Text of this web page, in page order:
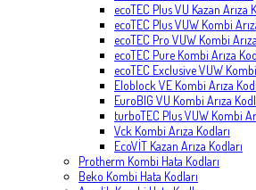
ecoTEC Plus VU Kazan Arıza
ecoTEC Plus VUW Kombi
ecoTEC Pro VUW Kombi
ecoTEC Pure Kombi Arıza
ecoTEC Exclusive VUW
Eloblock VE Kombi Arıza
EuroBIG VU Kombi Arıza
turboTEC Plus VUW Kombi
Vck Kombi Arıza Kodları
EcoVİT Kazan Arıza Kodları
Protherm Kombi Hata Kodları
Beko Kombi Hata Kodları